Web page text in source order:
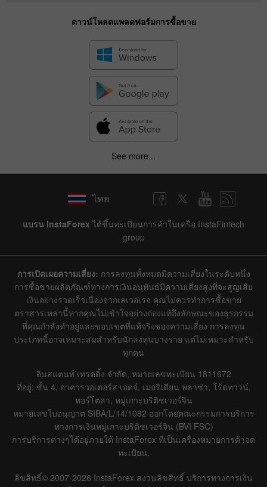
ดาวน์โหลดแพลตฟอร์มการซื้อขาย
See more...
ไทย
แบรน InstaForex ได้ขึ้นทะเบียนการค้าในเครือ InstaFintech
group
การเปิดเผยความเสี่ยง: การลงทุนทั้งหมดมีความเสี่ยงในระดับหนึ่ง
การซื้อขายผลิตภัณฑ์ทางการเงินอนุพันธ์มีความเสี่ยงสูงที่จะสูญเสีย
เงินอย่างรวดเร็วเนื่องจากเลเวอเรจ คุณไม่ควรทำการซื้อขาย
ตราสารเหล่านี้หากคุณไม่เข้าใจอย่างถ่องแท้ถึงลักษณะของธุรกรรม
ที่คุณกำลังทำอยู่และขอบเขตที่แท้จริงของความเสี่ยง การลงทุน
ประเภทนี้อาจเหมาะสมสำหรับนักลงทุนบางราย แต่ไม่เหมาะสำหรับ
ทุกคน
อินสแตนท์ เทรดดิ้ง จำกัด, หมายเลขทะเบียน 1811672
ที่อยู่: ชั้น 4, อาคารวอเตอร์ส เอดจ์, เมอริเดียน พลาซ่า, โร้ดทาวน์,
ทอร์โตลา, หมู่เกาะบริติชเวอร์จิน
หมายเลขใบอนุญาต SIBA/L/14/1082 ออกโดยคณะกรรมการบริการ
ทางการเงินหมู่เกาะบริติชเวอร์จิน (BVI FSC)
การบริการต่างๆได้อยู่ภายใต้ InstaForex ที่เป็นเครื่องหมายการค้าจด
ทะเบียน.
ลิขสิทธิ์© 2007-2026 InstaForex สงวนลิขสิทธิ์ บริการทางการเงิน